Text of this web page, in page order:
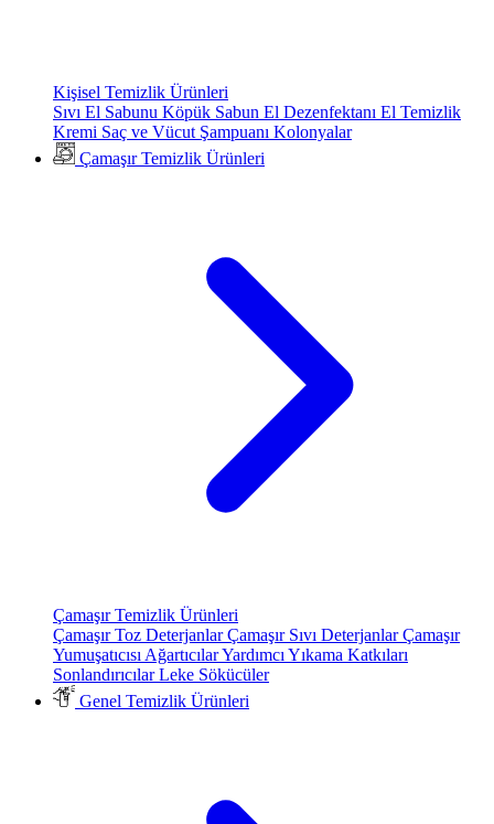
Kişisel Temizlik Ürünleri
Sıvı El Sabunu Köpük Sabun El Dezenfektanı El Temizlik
Kremi Saç ve Vücut Şampuanı Kolonyalar
Çamaşır Temizlik Ürünleri
Çamaşır Temizlik Ürünleri
Çamaşır Toz DeterjanlarÇamaşır Sıvı DeterjanlarÇamaşır
Yumuşatıcısı AğartıcılarYardımcı Yıkama Katkıları
SonlandırıcılarLeke Sökücüler
Genel Temizlik Ürünleri